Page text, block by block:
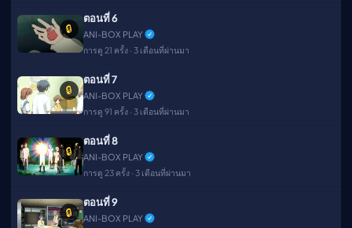
🔒
ตอนที่ 6
ANI-BOX PLAY
การดู 21 ครั้ง · 3 เดือนที่ผ่านมา
🔒
ตอนที่ 7
ANI-BOX PLAY
การดู 91 ครั้ง · 3 เดือนที่ผ่านมา
🔒
ตอนที่ 8
ANI-BOX PLAY
การดู 23 ครั้ง · 3 เดือนที่ผ่านมา
🔒
ตอนที่ 9
ANI-BOX PLAY